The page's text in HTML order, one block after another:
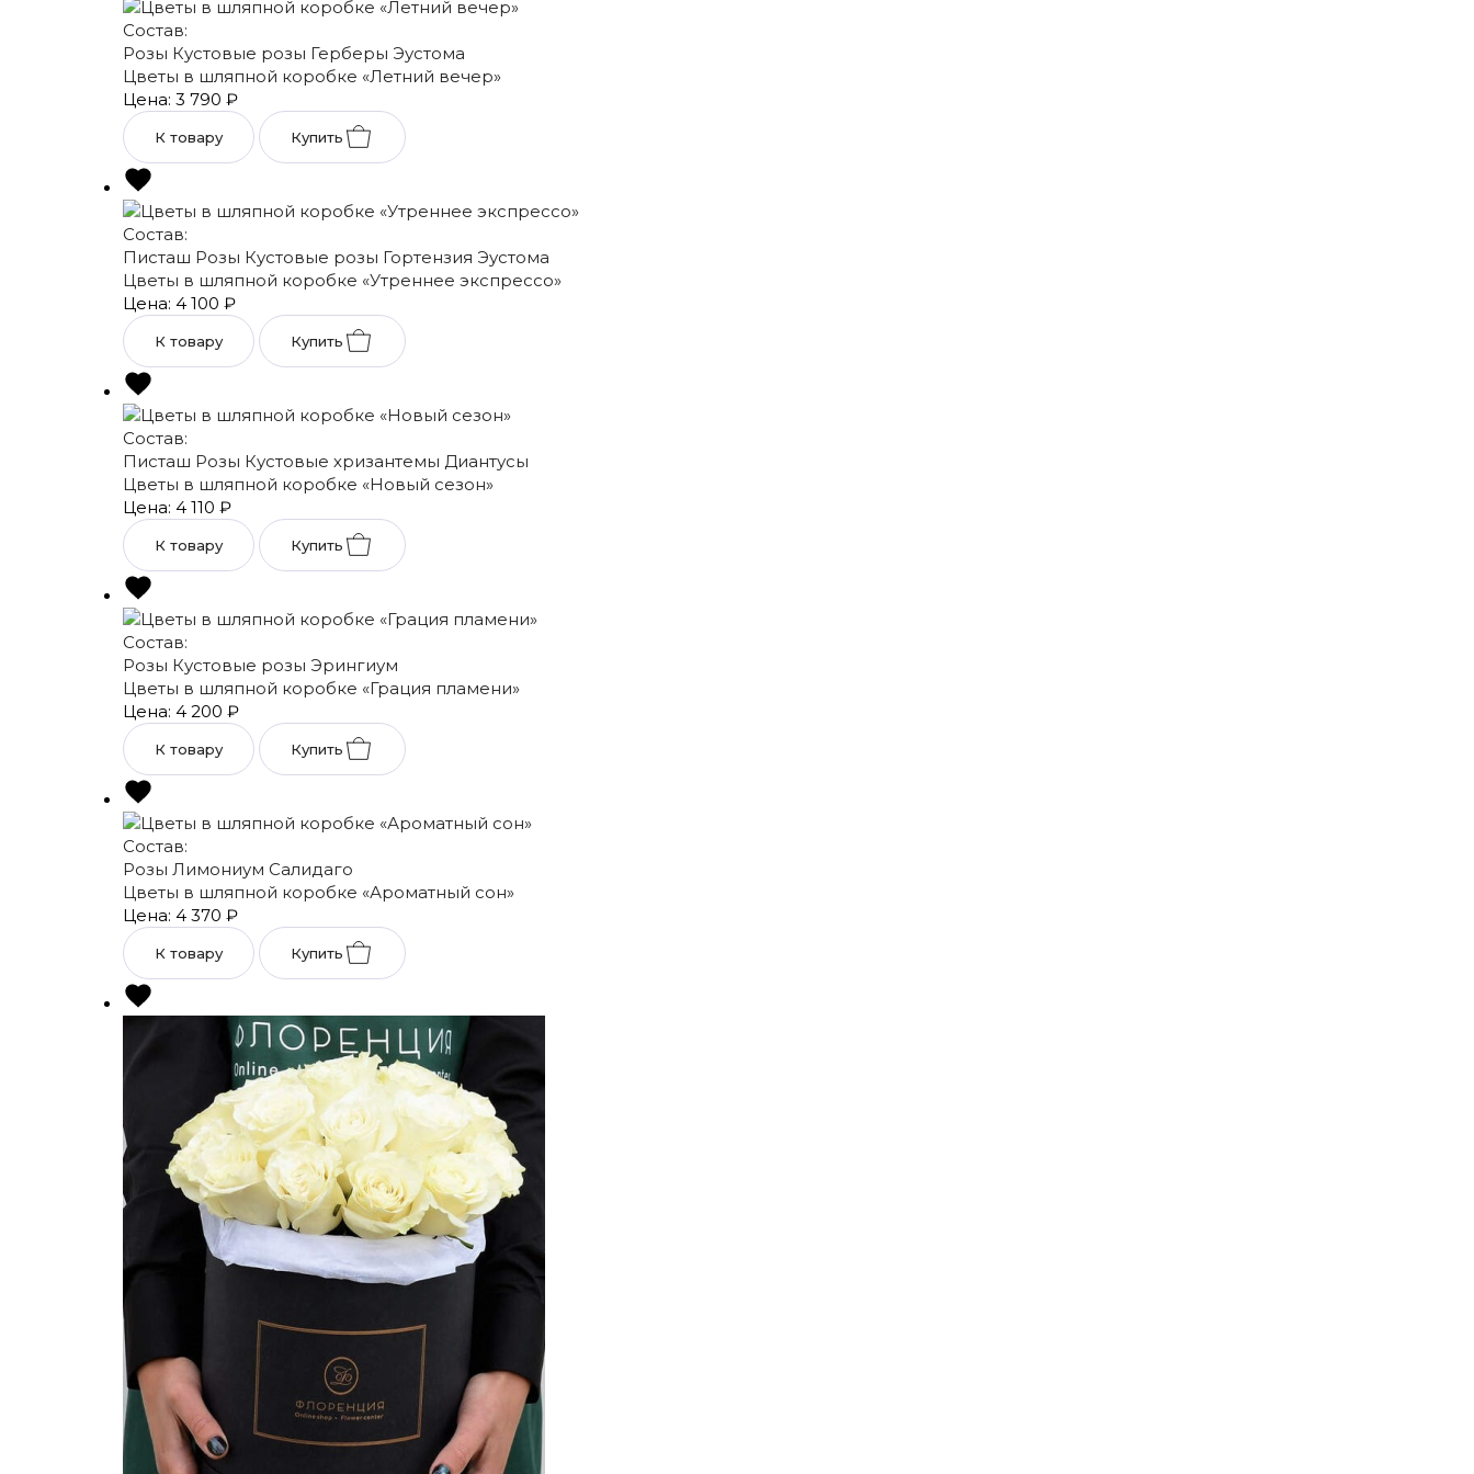
Состав:
Розы Кустовые розы Герберы Эустома
Цветы в шляпной коробке «Летний вечер»
Цена: 3 790 ₽
К товару Купить
Состав:
Писташ Розы Кустовые розы Гортензия Эустома
Цветы в шляпной коробке «Утреннее экспрессо»
Цена: 4 100 ₽
К товару Купить
Состав:
Писташ Розы Кустовые хризантемы Диантусы
Цветы в шляпной коробке «Новый сезон»
Цена: 4 110 ₽
К товару Купить
Состав:
Розы Кустовые розы Эрингиум
Цветы в шляпной коробке «Грация пламени»
Цена: 4 200 ₽
К товару Купить
Состав:
Розы Лимониум Салидаго
Цветы в шляпной коробке «Ароматный сон»
Цена: 4 370 ₽
К товару Купить